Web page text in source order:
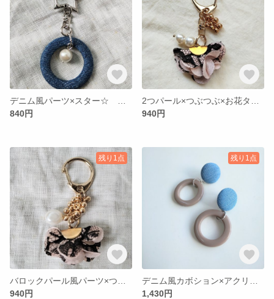
840円
940円
残り1点
940円
残り1点
1,430円